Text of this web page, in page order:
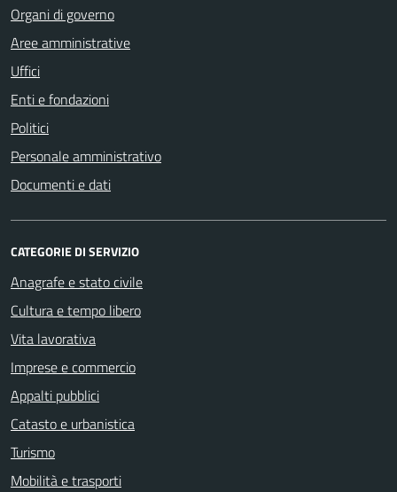
Organi di governo
Aree amministrative
Uffici
Enti e fondazioni
Politici
Personale amministrativo
Documenti e dati
CATEGORIE DI SERVIZIO
Anagrafe e stato civile
Cultura e tempo libero
Vita lavorativa
Imprese e commercio
Appalti pubblici
Catasto e urbanistica
Turismo
Mobilità e trasporti